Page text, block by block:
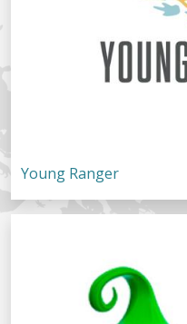
Young Ranger